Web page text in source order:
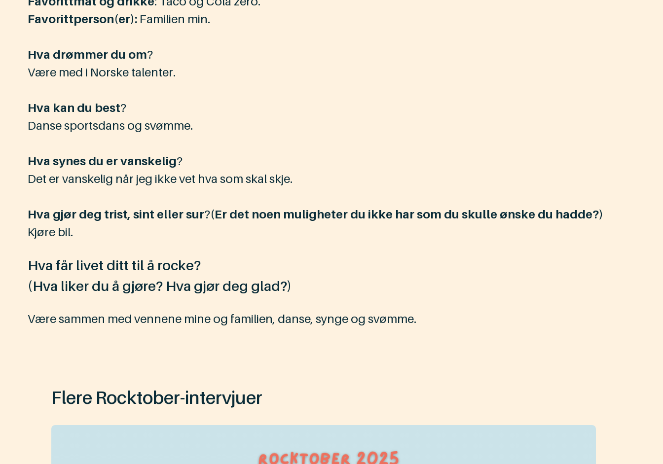
Favorittperson(er): Familien min.
Hva drømmer du om?
Være med i Norske talenter.
Hva kan du best?
Danse sportsdans og svømme.
Hva synes du er vanskelig?
Det er vanskelig når jeg ikke vet hva som skal skje.
Hva gjør deg trist, sint eller sur?(Er det noen muligheter du ikke har som du skulle ønske du hadde?)
Kjøre bil.
Hva får livet ditt til å rocke?
(Hva liker du å gjøre? Hva gjør deg glad?)
Være sammen med vennene mine og familien, danse, synge og svømme.
Flere Rocktober-intervjuer